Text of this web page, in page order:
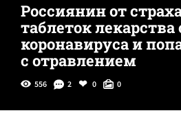
Россиянин от
таблеток лекарства
коронавируса и
с отравлением
556 2 0 0